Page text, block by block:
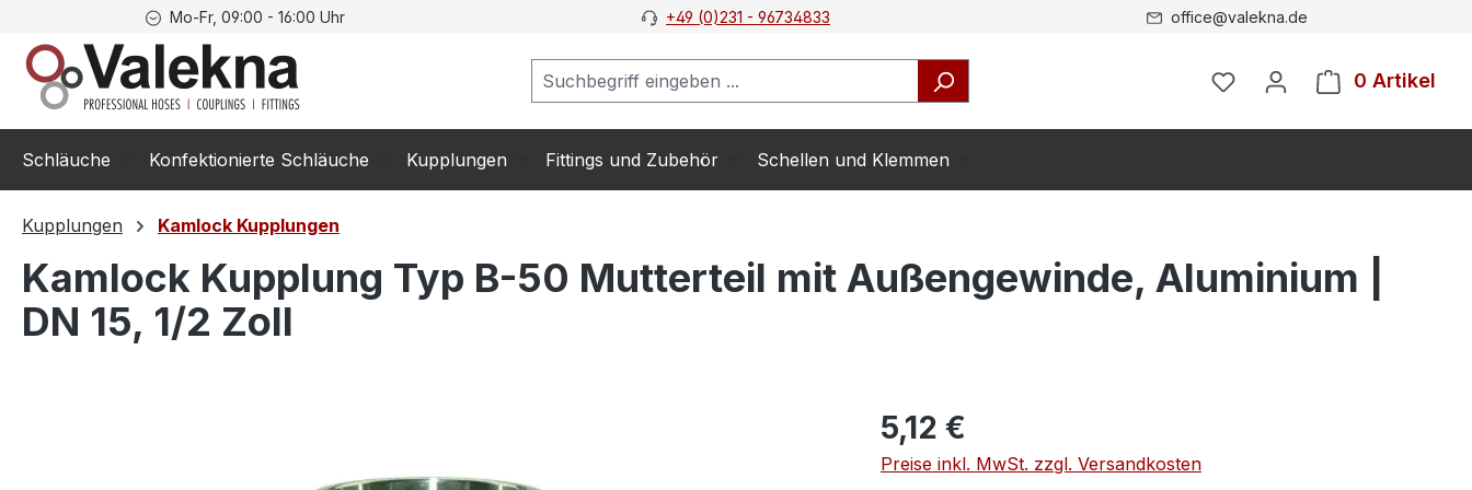
Zur Hauptnavigation springen
Mo-Fr, 09:00 - 16:00 Uhr +49 (0)231 - 96734833 office@valekna.de
0 Artikel
Schläuche Konfektionierte Schläuche Kupplungen Fittings und Zubehör Schellen und Klemmen
Kupplungen Kamlock Kupplungen
Kamlock Kupplung Typ B-50 Mutterteil mit Außengewinde, Aluminium |
DN 15, 1/2 Zoll
5,12 €
Preise inkl. MwSt. zzgl. Versandkosten